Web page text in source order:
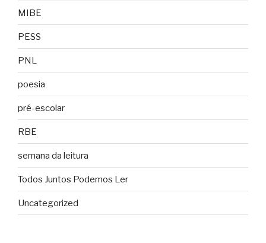
MIBE
PESS
PNL
poesia
pré-escolar
RBE
semana da leitura
Todos Juntos Podemos Ler
Uncategorized